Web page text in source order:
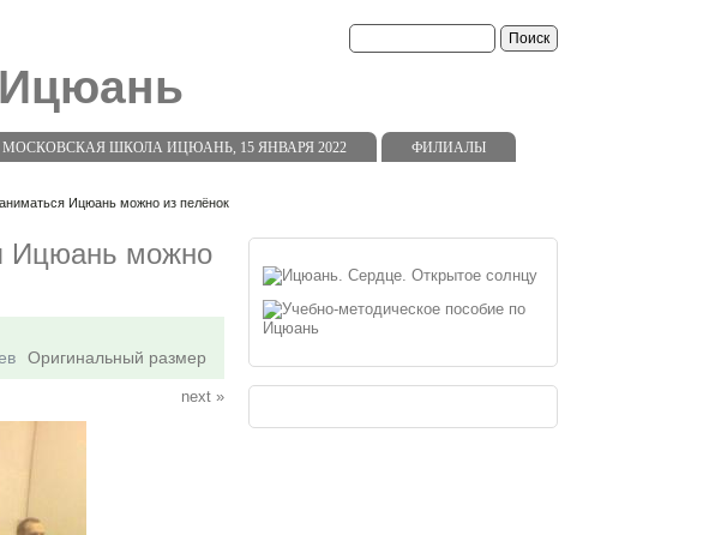
МОСКОВСКАЯ ШКОЛА ИЦЮАНЬ, 15 ЯНВАРЯ 2022
ФИЛИАЛЫ
Ицюань можно из пелёнок
Ицюань можно
Оригинальный размер
next »